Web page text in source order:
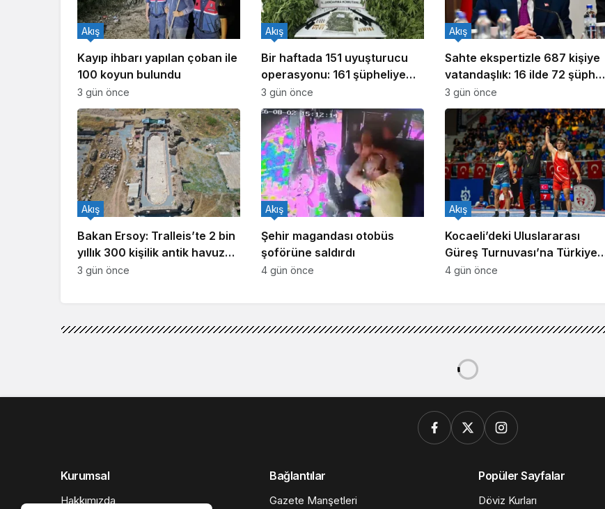
Kayıp ihbarı yapılan çoban ile
100 koyun bulundu
Akış
3 gün önce
Bir haftada 151 uyuşturucu
operasyonu: 161 şüpheliye
işlem yapıldı!
Akış
3 gün önce
Sahte ekspertizle 687 kişiye
vatandaşlık: 16 ilde 72 şüpheli
yakalandı
Akış
3 gün önce
Bakan Ersoy: Tralleis’te 2 bin
yıllık 300 kişilik antik havuz
gün yüzüne çıkarıldı
Akış
3 gün önce
Şehir magandası otobüs
şoförüne saldırdı
Akış
4 gün önce
Kocaeli’deki Uluslararası
Güreş Turnuvası’na Türkiye
damgası
Akış
4 gün önce
İsrail güçlerinden Nur Şems Mülteci Kampı’na baskın: 8 ölü, 10 yaralı
İsrail güçlerinden Nur Şems Mülteci Kampı’na